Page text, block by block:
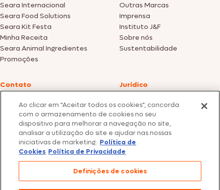
Seara Internacional
Seara Food Solutions
Seara Kit Festa
Minha Receita
Seara Animal Ingredientes
Promoções
Outras Marcas
Imprensa
Instituto J&F
Sobre nós
Sustentabilidade
Contato
SAC: +55 0800 047 2425
Jurídico
Política de privacidade
Fotos meramente ilustrativas | Ofertas válidas enquanto durarem os
estoques dos nossos parceiros | Vendas sujeitas a análise e confirmação
de dados.
Os preços, promoções e condições de pagamento são válidos
exclusivamente para compras efetuadas em nossos parceiros.
Todos os produtos estão sujeitos a disponibilidade de estoque.
Ao clicar em "Aceitar todos os cookies", concorda
com o armazenamento de cookies no seu
dispositivo para melhorar a navegação no site,
analisar a utilização do site e ajudar nas nossas
iniciativas de marketing. Política de
Cookies Política de Privacidade
Definições de cookies